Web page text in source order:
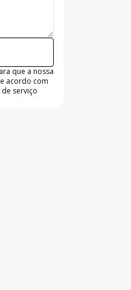
que a nossa
acordo com
serviço